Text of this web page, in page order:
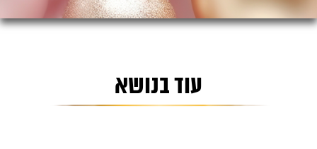
עוד בנושא